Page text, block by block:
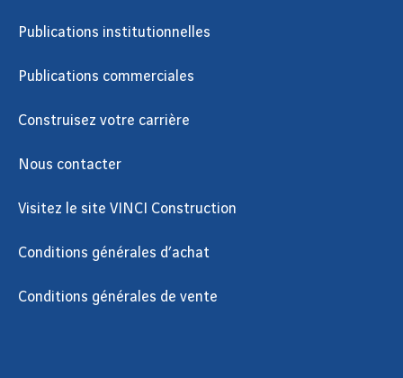
Publications institutionnelles
Publications commerciales
Construisez votre carrière
Nous contacter
Visitez le site VINCI Construction
Conditions générales d’achat
Conditions générales de vente